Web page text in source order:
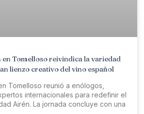
Tomelloso reivindica la variedad
lienzo creativo del vino español
Tomelloso reunió a enólogos,
internacionales para redefinir el
Airén. La jornada concluye con una